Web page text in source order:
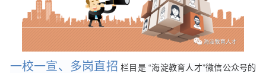
一校一宣、多岗直招 栏目是 “海淀教育人才”微信公众号的